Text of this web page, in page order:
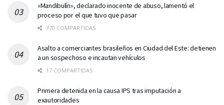
«Mandibulín», declarado inocente de abuso, lamentó el
proceso por el que tuvo que pasar
770 COMPARTIDAS
Asalto a comerciantes brasileños en Ciudad del Este: detienen
a un sospechoso e incautan vehículos
17 COMPARTIDAS
Primera detenida en la causa IPS tras imputación a
exautoridades